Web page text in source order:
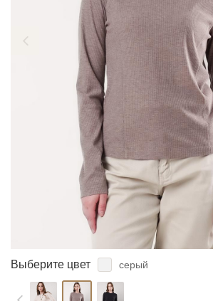
Выберите цвет серый